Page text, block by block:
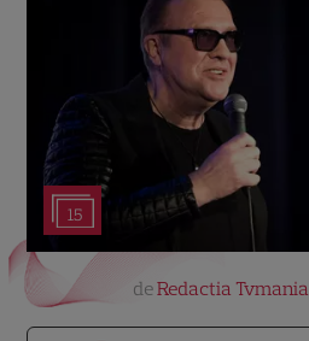
15
deRedactia Tvmania